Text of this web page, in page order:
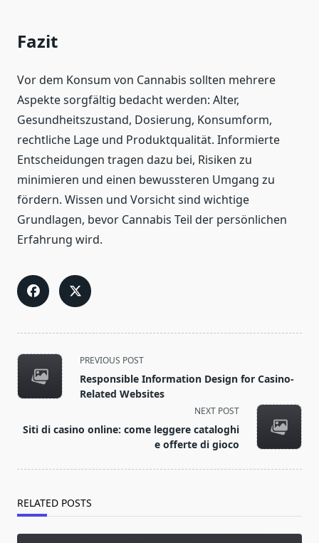
Fazit
Vor dem Konsum von Cannabis sollten mehrere
Aspekte sorgfältig bedacht werden: Alter,
Gesundheitszustand, Dosierung, Konsumform,
rechtliche Lage und Produktqualität. Informierte
Entscheidungen tragen dazu bei, Risiken zu
minimieren und einen bewussteren Umgang zu
fördern. Wissen und Vorsicht sind wichtige
Grundlagen, bevor Cannabis Teil der persönlichen
Erfahrung wird.
<span
class="nav-
subtitle
reader-
PREVIOUS POST
Responsible Information Design for Casino-
Related Websites
NEXT POST
Siti di casino online: come leggere cataloghi
e offerte di gioco
RELATED POSTS